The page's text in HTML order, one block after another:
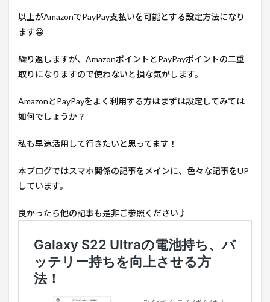
以上がAmazonでPayPay支払いを可能とする設定方法になり
ます😀
繰り返しますが、AmazonポイントとPayPayポイントの二重
取りになりますので使わないと損な気がします。
AmazonとPayPayをよく利用する方はまずは設定してみては
如何でしょうか？
私も早速活用して行きたいと思ってます！
本ブログではスマホ関係の記事をメインに、色々な記事をUP
しています。
良かったら他の記事も是非ご参照ください♪